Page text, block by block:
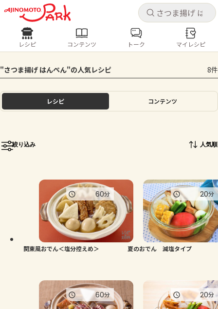
キャ
ログインするとレシピを保存できます
ログイン
ホーム
トーク
よくあるお問い合わせ
お買い物
キャ
レシピ コンテンツ
人気の食材・レシピ
きゅうり なす トマト とうもろこし
ピーマン
レシピ コンテンツ トーク マイレシピ
"さつま揚げ はんぺん"の人気レシピ 8件
レシピ コンテンツ
絞り込み 人気順
関東風おでん＜塩分控えめ＞
60分
夏のおでん 減塩タイプ
20分
60分 20分